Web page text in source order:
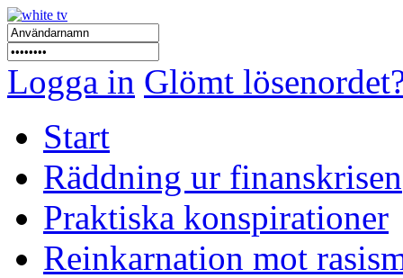
Logga in Glömt
Start
Räddning ur finanskrisen
Praktiska konspirationer
Reinkarnation mot